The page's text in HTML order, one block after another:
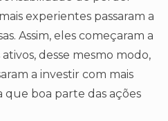
experientes passaram a
Assim, eles começaram a
desse mesmo modo,
a investir com mais
que boa parte das ações